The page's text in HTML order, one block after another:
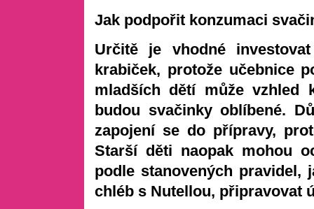
Jak podpořit konzumaci
Určitě je vhodné
krabiček, protože učebnice
mladších dětí může vzhled
budou svačinky oblíbené.
zapojení se do přípravy,
Starší děti naopak mohou
podle stanovených pravidel,
chléb s Nutellou, připravovat